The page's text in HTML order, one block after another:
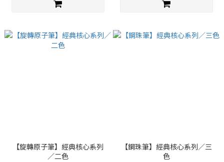
【旋轉原子筆】經典核心系列
／二色
【鋼珠筆】經典核心系列／三
色